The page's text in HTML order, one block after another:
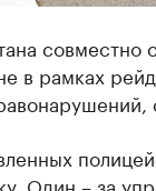
в рамках
Один – за